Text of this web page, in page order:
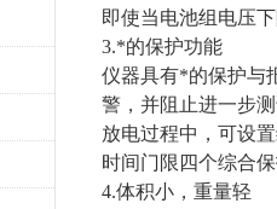
即使当电池组电压
3.*的保护功能
仪器具有*的保护与
警，并阻止进一步
放电过程中，可设
时间门限四个综合
4.体积小，重量轻